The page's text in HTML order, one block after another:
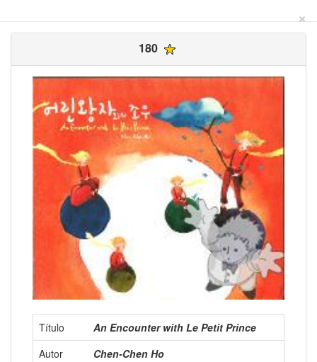
×
180
Título
An Encounter with Le Petit Prince
Autor
Chen-Chen Ho